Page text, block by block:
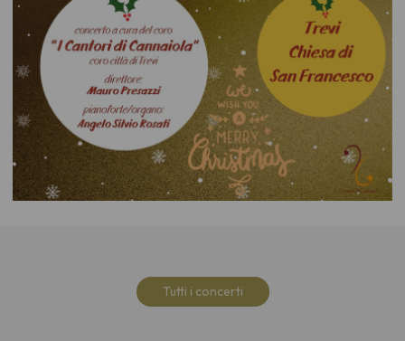
Tutti i concerti